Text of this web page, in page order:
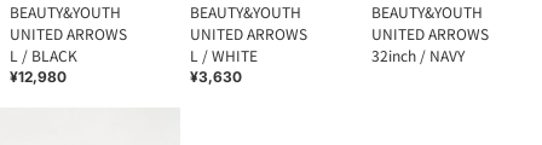
BEAUTY&YOUTH
UNITED ARROWS
L / BLACK
¥12,980
BEAUTY&YOUTH
UNITED ARROWS
L / WHITE
¥3,630
BEAUTY&YOUTH
UNITED ARROWS
32inch / NAVY